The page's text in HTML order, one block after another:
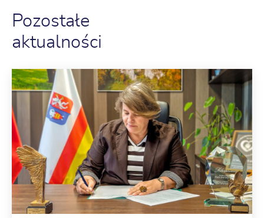
Pozostałe
aktualności